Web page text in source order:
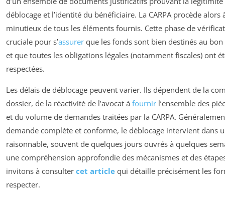
déblocage et l’identité du bénéficiaire. La CARPA procède alors
minutieux de tous les éléments fournis. Cette phase de
cruciale pour s’assurer que les fonds sont bien destinés au
et que toutes les obligations légales (notamment fiscales) ont
respectées.
Les délais de déblocage peuvent varier. Ils dépendent de la
dossier, de la réactivité de l’avocat à fournir l’ensemble des
et du volume de demandes traitées par la CARPA.
demande complète et conforme, le déblocage intervient dans
raisonnable, souvent de quelques jours ouvrés à quelques
une compréhension approfondie des mécanismes et des
invitons à consulter cet article qui détaille précisément les
respecter.